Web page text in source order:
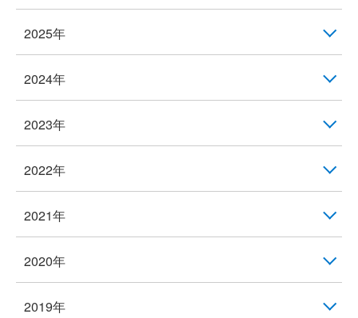
2025年
2024年
2023年
2022年
2021年
2020年
2019年